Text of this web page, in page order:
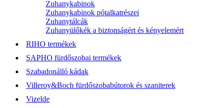
Zuhanykabinok
Zuhanykabinok pótalkatrészei
Zuhanytálcák
Zuhanyülőkék a biztonságért és kényelemért
RIHO termékek
SAPHO fürdőszobai termékek
Szabadonálló kádak
Villeroy&Boch fürdőszobabútorok és szaniterek
Vizelde